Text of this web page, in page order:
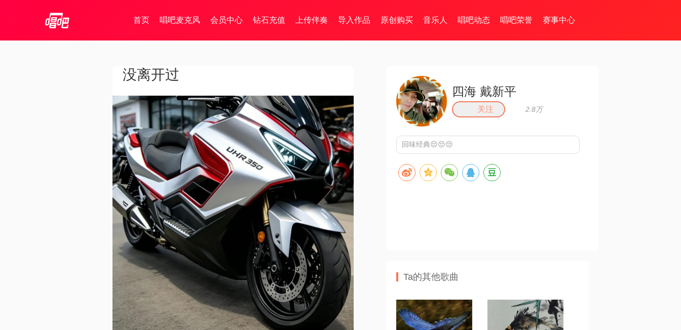
首页 唱吧麦克风 会员中心 钻石充值 上传伴奏 导入作品 原创购买 音乐人 唱吧动态 唱吧荣誉 赛事中心
没离开过
四海 戴新平
关注 2.8万
回味经典😔😔😔
Ta的其他歌曲